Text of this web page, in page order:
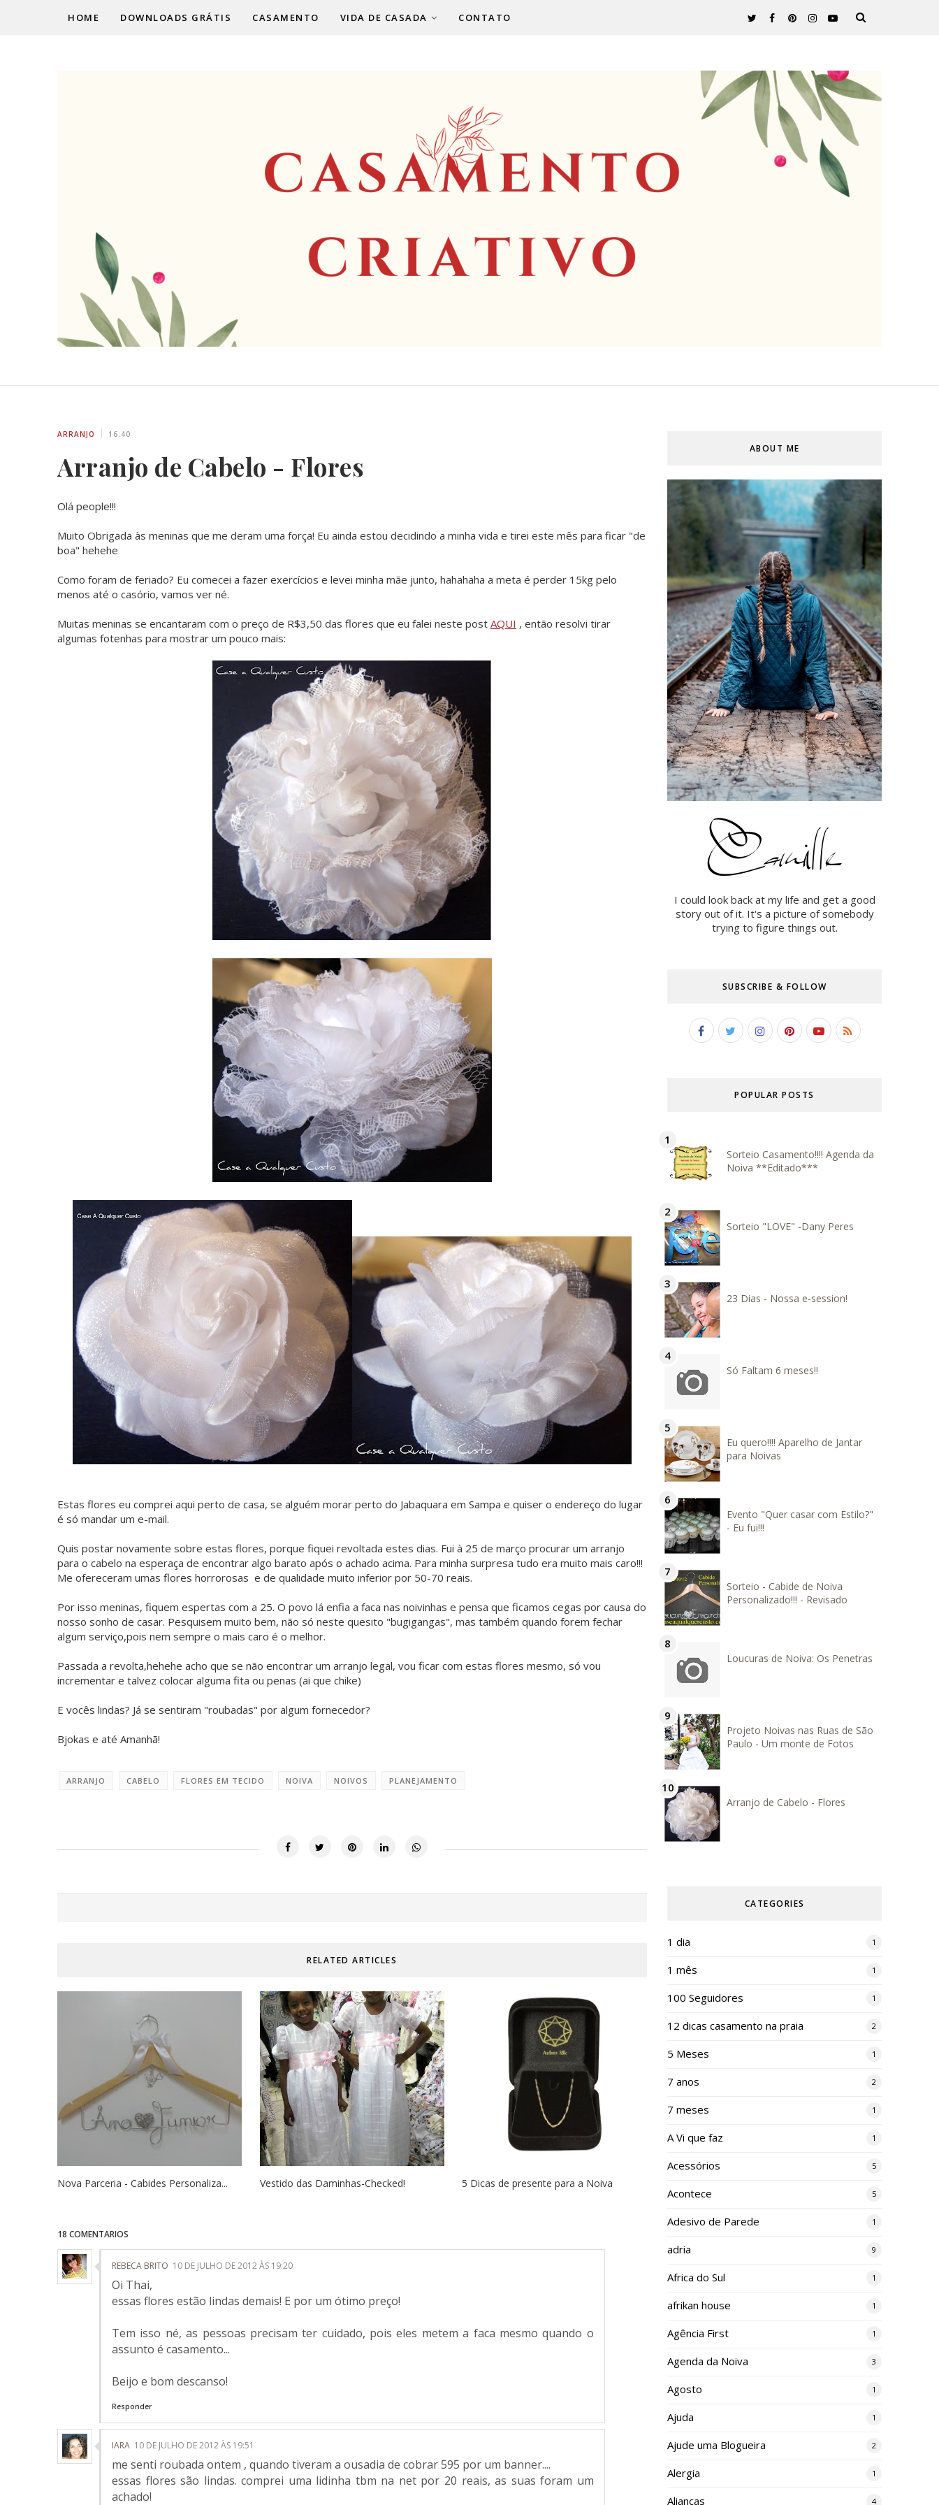
HOME DOWNLOADS GRÁTIS CASAMENTO VIDA DE CASADA CONTATO
ARRANJO 16:40
Arranjo de Cabelo - Flores
Olá people!!!
Muito Obrigada às meninas que me deram uma força! Eu ainda estou decidindo a minha vida e tirei este mês para ficar "de
boa" hehehe
Como foram de feriado? Eu comecei a fazer exercícios e levei minha mãe junto, hahahaha a meta é perder 15kg pelo
menos até o casório, vamos ver né.
Muitas meninas se encantaram com o preço de R$3,50 das flores que eu falei neste post AQUI , então resolvi tirar
algumas fotenhas para mostrar um pouco mais:
Estas flores eu comprei aqui perto de casa, se alguém morar perto do Jabaquara em Sampa e quiser o endereço do lugar
é só mandar um e-mail.
Quis postar novamente sobre estas flores, porque fiquei revoltada estes dias. Fui à 25 de março procurar um arranjo
para o cabelo na esperaça de encontrar algo barato após o achado acima. Para minha surpresa tudo era muito mais caro!!!
Me ofereceram umas flores horrorosas e de qualidade muito inferior por 50-70 reais.
Por isso meninas, fiquem espertas com a 25. O povo lá enfia a faca nas noivinhas e pensa que ficamos cegas por causa do
nosso sonho de casar. Pesquisem muito bem, não só neste quesito "bugigangas", mas também quando forem fechar
algum serviço,pois nem sempre o mais caro é o melhor.
Passada a revolta,hehehe acho que se não encontrar um arranjo legal, vou ficar com estas flores mesmo, só vou
incrementar e talvez colocar alguma fita ou penas (ai que chike)
E vocês lindas? Já se sentiram "roubadas" por algum fornecedor?
Bjokas e até Amanhã!
ARRANJO CABELO FLORES EM TECIDO NOIVA NOIVOS PLANEJAMENTO
RELATED ARTICLES
Nova Parceria - Cabides Personaliza... Vestido das Daminhas-Checked! 5 Dicas de presente para a Noiva
18 COMENTARIOS
REBECA BRITO 10 DE JULHO DE 2012 ÀS 19:20
Oi Thai,
essas flores estão lindas demais! E por um ótimo preço!
Tem isso né, as pessoas precisam ter cuidado, pois eles metem a faca mesmo quando o
assunto é casamento...
Beijo e bom descanso!
Responder
IARA 10 DE JULHO DE 2012 ÀS 19:51
me senti roubada ontem , quando tiveram a ousadia de cobrar 595 por um banner....
essas flores são lindas. comprei uma lidinha tbm na net por 20 reais, as suas foram um
achado!
ABOUT ME
I could look back at my life and get a good
story out of it. It's a picture of somebody
trying to figure things out.
SUBSCRIBE & FOLLOW
POPULAR POSTS
Sorteio Casamento!!!! Agenda da
Noiva **Editado***
Sorteio "LOVE" -Dany Peres
23 Dias - Nossa e-session!
Só Faltam 6 meses!!
Eu quero!!!! Aparelho de Jantar
para Noivas
Evento "Quer casar com Estilo?"
- Eu fui!!!
Sorteio - Cabide de Noiva
Personalizado!!! - Revisado
Loucuras de Noiva: Os Penetras
Projeto Noivas nas Ruas de São
Paulo - Um monte de Fotos
Arranjo de Cabelo - Flores
CATEGORIES
1 dia 1
1 mês 1
100 Seguidores 1
12 dicas casamento na praia 2
5 Meses 1
7 anos 2
7 meses 1
A Vi que faz 1
Acessórios 5
Acontece 5
Adesivo de Parede 1
adria 9
Africa do Sul 1
afrikan house 1
Agência First 1
Agenda da Noiva 3
Agosto 1
Ajuda 1
Ajude uma Blogueira 2
Alergia 1
Alianças 4